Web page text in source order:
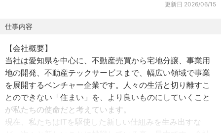
更新日 2026/06/15
仕事内容
【会社概要】
当社は愛知県を中心に、不動産売買から宅地分譲、事業用
地の開発、不動産テックサービスまで、幅広い領域で事業
を展開するベンチャー企業です。人々の生活と切り離すこ
とのできない「住まい」を、より良いものにしていくこと
が私たちの使命だと考えています。
現在、私たちはITを駆使した新しい仕組みを生み出すな